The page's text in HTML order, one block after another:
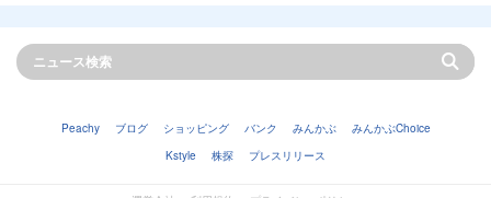
Peachy ブログ ショッピング バンク みんかぶ
みんかぶChoice
Kstyle
株探 プレスリリース